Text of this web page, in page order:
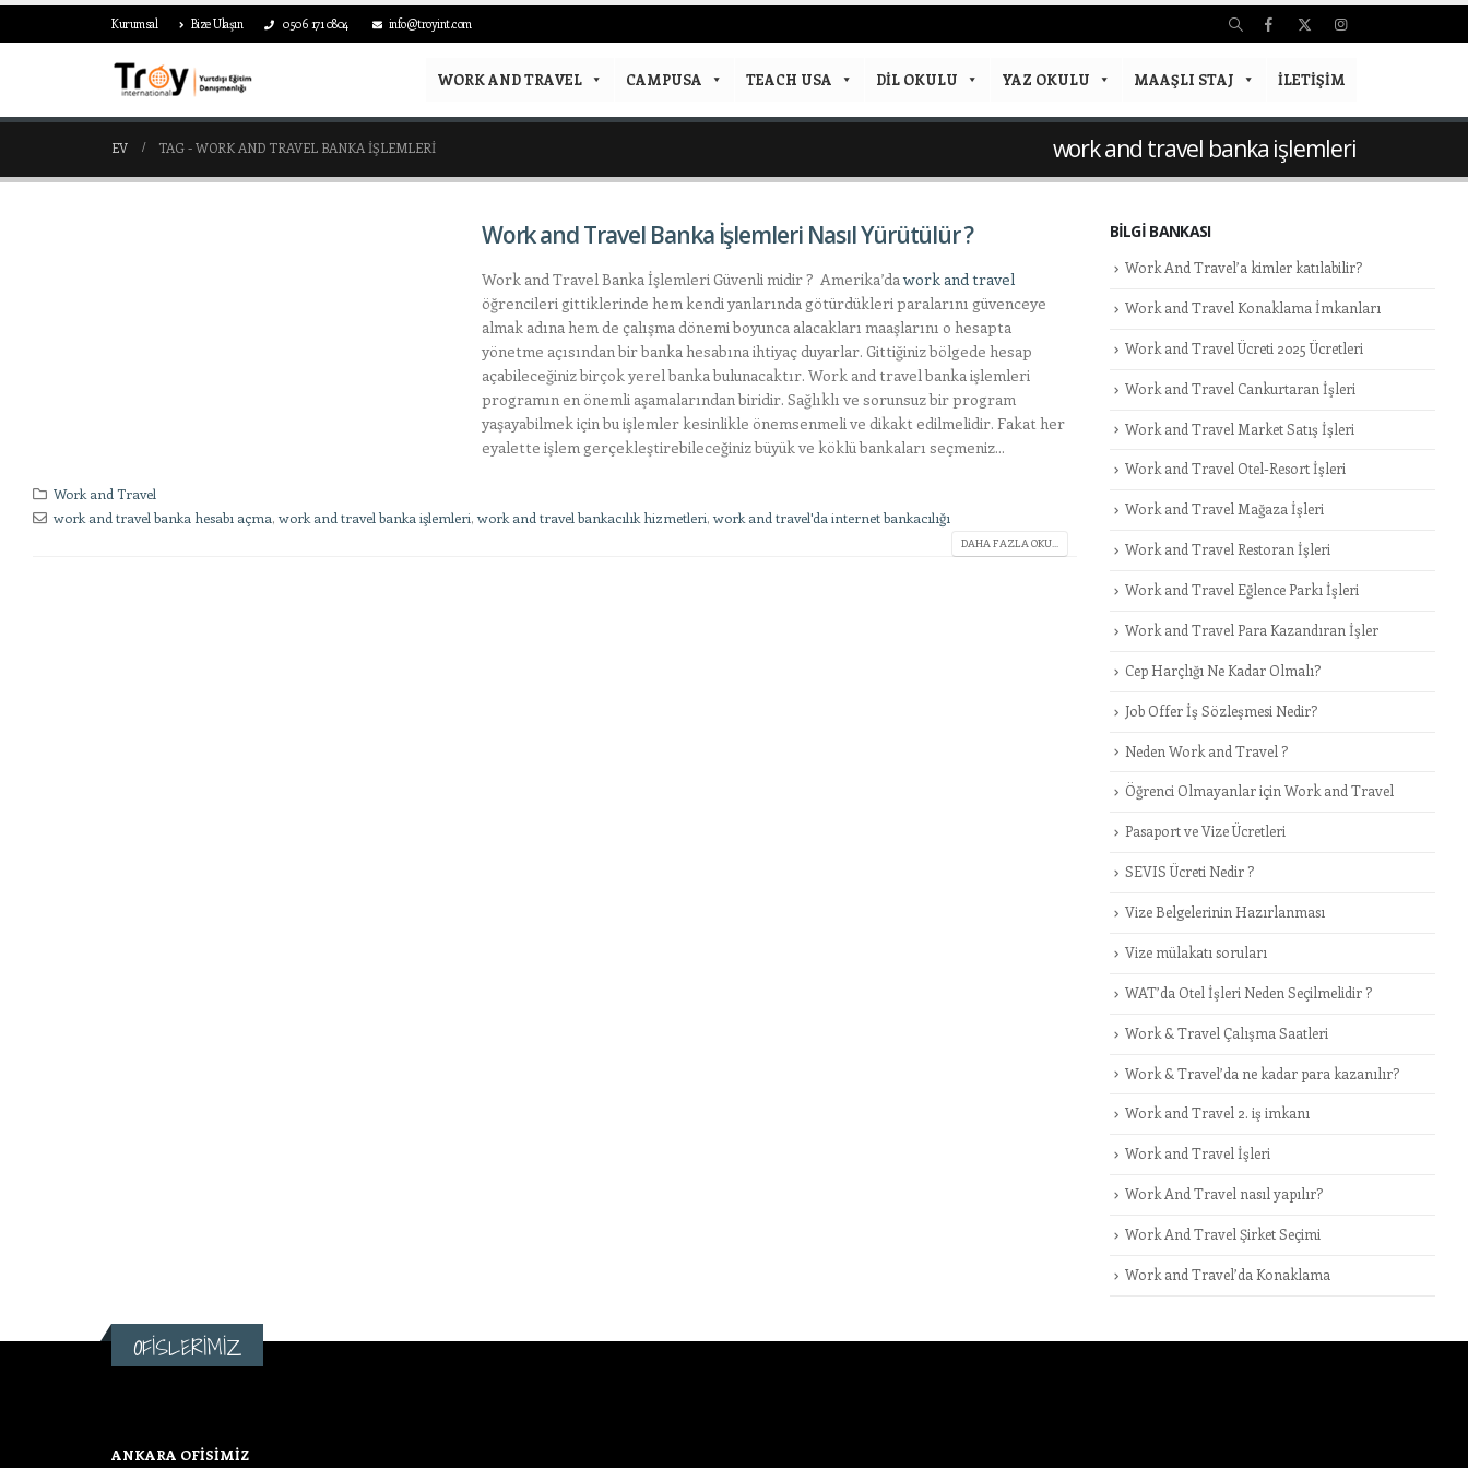
Kurumsal Bize Ulaşın 0506 171 0804 info@troyint.com
WORK AND TRAVEL CAMPUSA TEACH USA DIL OKULU YAZ OKULU MAAŞLI STAJ İLETIŞIM
work and travel banka işlemleri
EV TAG -WORK AND TRAVEL BANKA IŞLEMLERI
Work and Travel Banka İşlemleri Nasıl Yürütülür ?
Work and Travel Banka İşlemleri Güvenli midir ? Amerika’dawork and travel
öğrencileri gittiklerinde hem kendi yanlarında götürdükleri paralarını güvenceye
almak adına hem de çalışma dönemi boyunca alacakları maaşlarını o hesapta
yönetme açısından bir banka hesabına ihtiyaç duyarlar. Gittiğiniz bölgede hesap
açabileceğiniz birçok yerel banka bulunacaktır. Work and travel banka işlemleri
programın en önemli aşamalarından biridir. Sağlıklı ve sorunsuz bir program
yaşayabilmek için bu işlemler kesinlikle önemsenmeli ve dikakt edilmelidir. Fakat her
eyalette işlem gerçekleştirebileceğiniz büyük ve köklü bankaları seçmeniz...
Work and Travel
work and travel banka hesabı açma, work and travel banka işlemleri, work and travel bankacılık hizmetleri, work and travel'da internet bankacılığı
DAHA FAZLA OKU...
BILGI BANKASI
Work And Travel’a kimler katılabilir?
Work and Travel Konaklama İmkanları
Work and Travel Ücreti 2025 Ücretleri
Work and Travel Cankurtaran İşleri
Work and Travel Market Satış İşleri
Work and Travel Otel-Resort İşleri
Work and Travel Mağaza İşleri
Work and Travel Restoran İşleri
Work and Travel Eğlence Parkı İşleri
Work and Travel Para Kazandıran İşler
Cep Harçlığı Ne Kadar Olmalı?
Job Offer İş Sözleşmesi Nedir?
Neden Work and Travel ?
Öğrenci Olmayanlar için Work and Travel
Pasaport ve Vize Ücretleri
SEVIS Ücreti Nedir ?
Vize Belgelerinin Hazırlanması
Vize mülakatı soruları
WAT’da Otel İşleri Neden Seçilmelidir ?
Work & Travel Çalışma Saatleri
Work & Travel’da ne kadar para kazanılır?
Work and Travel 2. iş imkanı
Work and Travel İşleri
Work And Travel nasıl yapılır?
Work And Travel Şirket Seçimi
Work and Travel’da Konaklama
OFİSLERİMİZ
ANKARA OFİSİMİZ